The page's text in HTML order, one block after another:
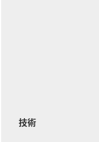
技術